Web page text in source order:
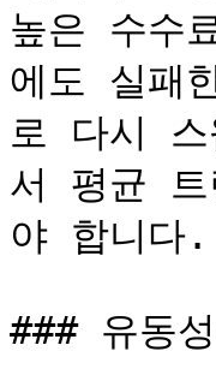
높은 수수
에도 실패
로 다시
서 평균 트
야 합니다.
### 유동